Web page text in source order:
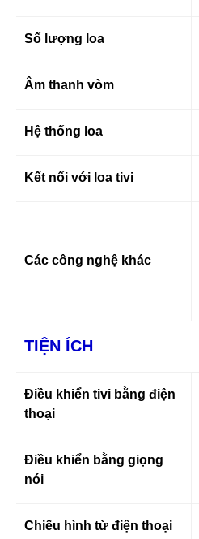
Số lượng loa
Âm thanh vòm
Hệ thống loa
Kết nối với loa tivi
Các công nghệ khác
TIỆN ÍCH
Điều khiển tivi bằng điện
thoại
Điều khiển bằng giọng
nói
Chiếu hình từ điện thoại